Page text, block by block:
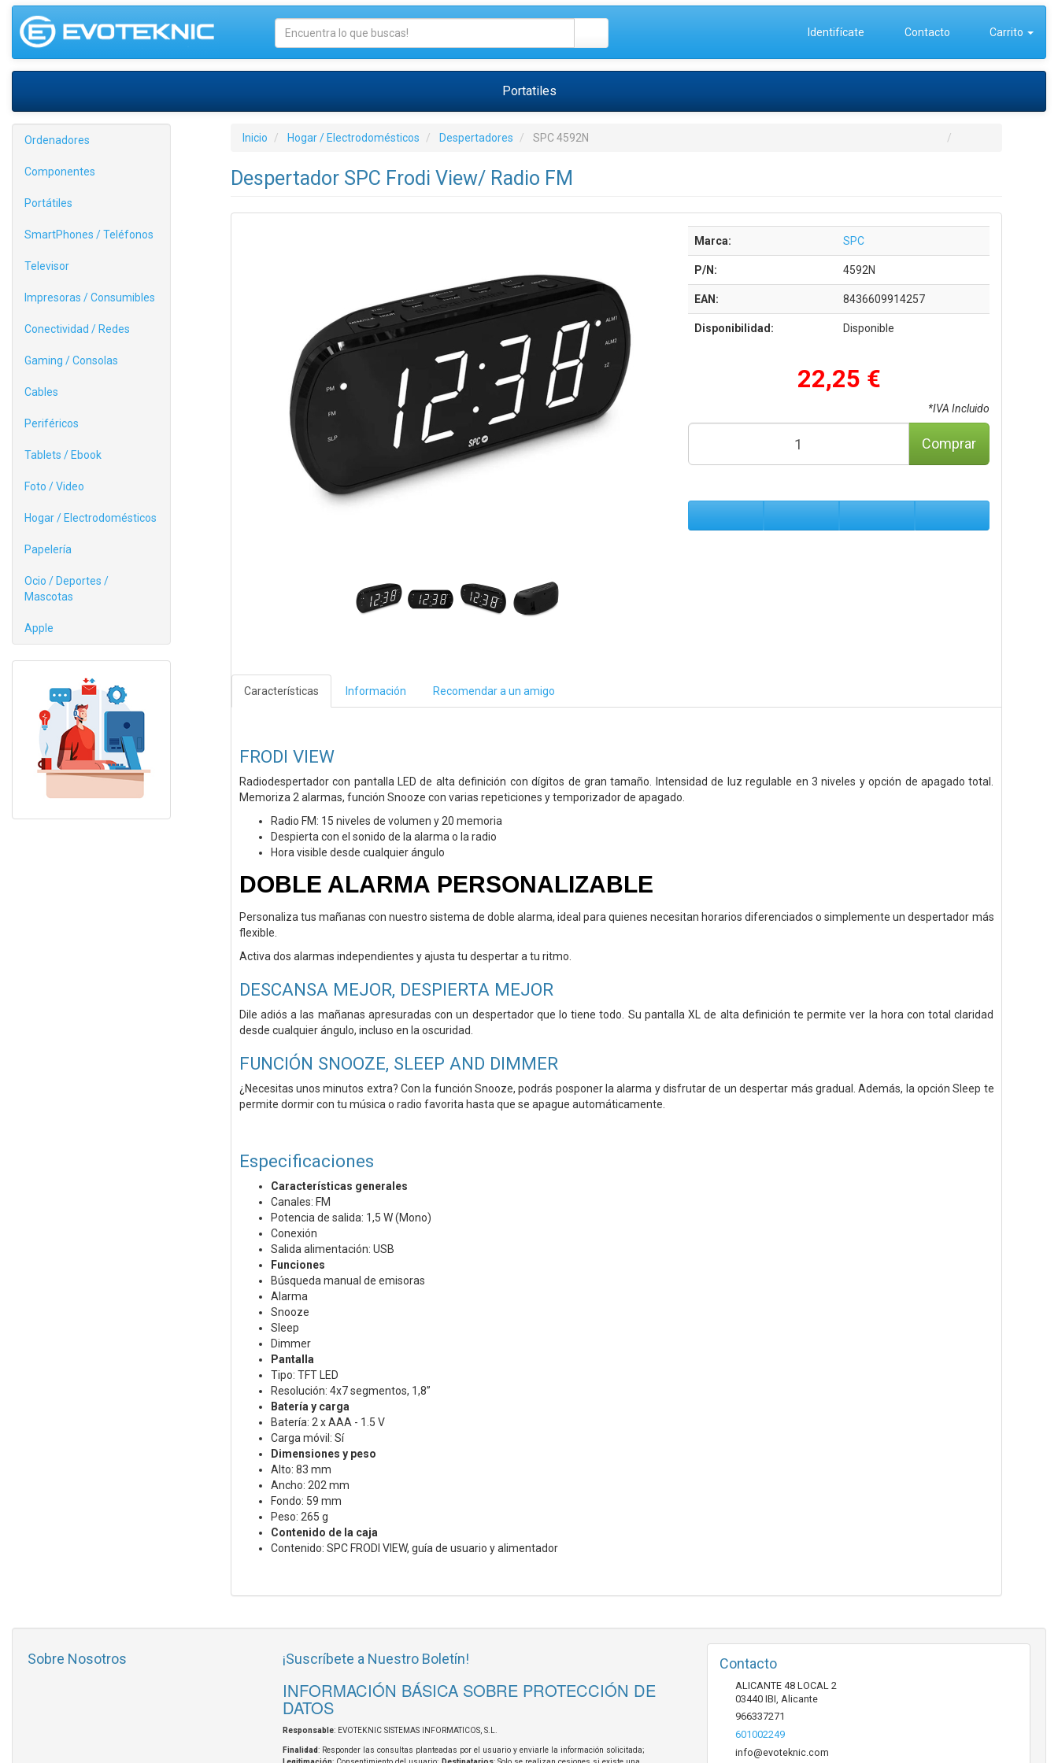
Identifícate Contacto Carrito
Portatiles
Ordenadores
Componentes
Portátiles
SmartPhones / Teléfonos
Televisor
Impresoras / Consumibles
Conectividad / Redes
Gaming / Consolas
Cables
Periféricos
Tablets / Ebook
Foto / Video
Hogar / Electrodomésticos
Papelería
Ocio / Deportes /
Mascotas
Apple
Inicio Hogar / Electrodomésticos Despertadores SPC 4592N
Despertador SPC Frodi View/ Radio FM
Marca: SPC
P/N: 4592N
EAN: 8436609914257
Disponibilidad: Disponible
22,25 €
*IVA Incluido
Comprar
Características Información Recomendar a un amigo
FRODI VIEW
Radiodespertador con pantalla LED de alta definición con dígitos de gran tamaño. Intensidad de luz regulable en 3 niveles y opción de apagado total.
Memoriza 2 alarmas, función Snooze con varias repeticiones y temporizador de apagado.
Radio FM: 15 niveles de volumen y 20 memoria
Despierta con el sonido de la alarma o la radio
Hora visible desde cualquier ángulo
DOBLE ALARMA PERSONALIZABLE
Personaliza tus mañanas con nuestro sistema de doble alarma, ideal paraquienes necesitan horarios diferenciados osimplemente un despertador más
flexible.
Activa dos alarmas independientes yajusta tu despertar a tu ritmo.
DESCANSA MEJOR, DESPIERTA MEJOR
Dile adiós a las mañanas apresuradascon un despertador que lo tiene todo. Su pantalla XL de alta definición te permitever la hora con total claridad
desde cualquier ángulo, incluso en la oscuridad.
FUNCIÓN SNOOZE, SLEEP AND DIMMER
¿Necesitas unos minutos extra? Con la función Snooze, podrás posponer la alarma y disfrutar de un despertar más gradual. Además, la opción Sleep te
permite dormir con tu música o radio favorita hasta que se apague automáticamente.
Especificaciones
Características generales
Canales: FM
Potencia de salida: 1,5 W (Mono)
Conexión
Salida alimentación: USB
Funciones
Búsqueda manual de emisoras
Alarma
Snooze
Sleep
Dimmer
Pantalla
Tipo: TFT LED
Resolución: 4x7 segmentos, 1,8”
Batería y carga
Batería: 2 x AAA - 1.5 V
Carga móvil: Sí
Dimensiones y peso
Alto: 83 mm
Ancho: 202 mm
Fondo: 59 mm
Peso: 265 g
Contenido de la caja
Contenido: SPC FRODI VIEW, guía de usuario y alimentador
Sobre Nosotros ¡Suscríbete a Nuestro Boletín!
INFORMACIÓN BÁSICA SOBRE PROTECCIÓN DE
DATOS
Responsable: EVOTEKNIC SISTEMAS INFORMATICOS, S.L.
Finalidad: Responder las consultas planteadas por el usuario y enviarle la información solicitada;
Contacto
ALICANTE 48 LOCAL 2
03440 IBI, Alicante
966337271
601002249
info@evoteknic.com